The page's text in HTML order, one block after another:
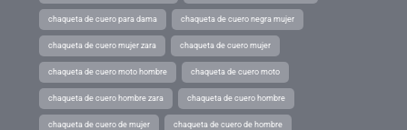
chaqueta de cuero para dama chaqueta de cuero negra mujer
chaqueta de cuero mujer zara chaqueta de cuero mujer
chaqueta de cuero moto hombre chaqueta de cuero moto
chaqueta de cuero hombre zara chaqueta de cuero hombre
chaqueta de cuero de mujer chaqueta de cuero de hombre